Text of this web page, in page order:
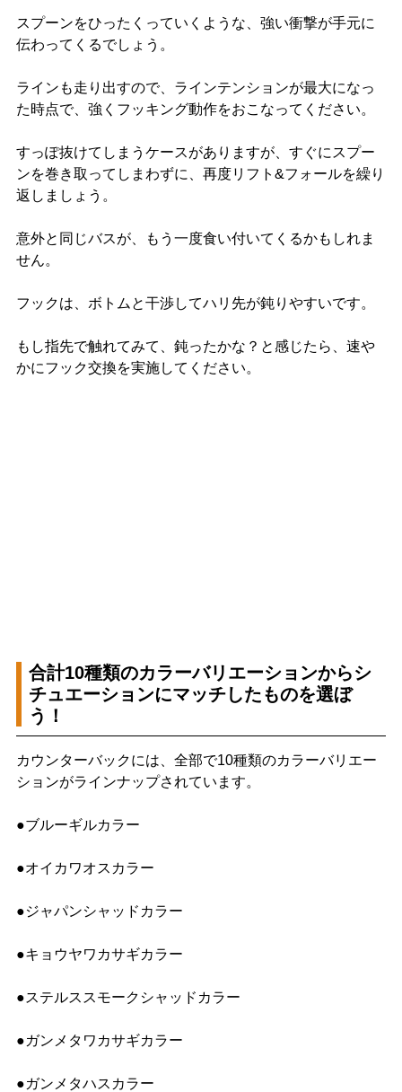
スプーンをひったくっていくような、強い衝撃が手元に
伝わってくるでしょう。
ラインも走り出すので、ラインテンションが最大になっ
た時点で、強くフッキング動作をおこなってください。
すっぽ抜けてしまうケースがありますが、すぐにスプー
ンを巻き取ってしまわずに、再度リフト&フォールを繰り
返しましょう。
意外と同じバスが、もう一度食い付いてくるかもしれま
せん。
フックは、ボトムと干渉してハリ先が鈍りやすいです。
もし指先で触れてみて、鈍ったかな？と感じたら、速や
かにフック交換を実施してください。
合計10種類のカラーバリエーションからシ
チュエーションにマッチしたものを選ぼ
う！
カウンターバックには、全部で10種類のカラーバリエー
ションがラインナップされています。
●ブルーギルカラー
●オイカワオスカラー
●ジャパンシャッドカラー
●キョウヤワカサギカラー
●ステルススモークシャッドカラー
●ガンメタワカサギカラー
●ガンメタハスカラー